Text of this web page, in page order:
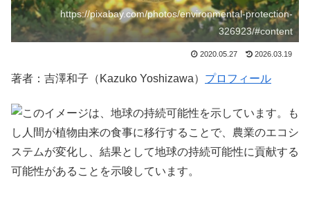
https://pixabay.com/photos/environmental-protection-
326923/#content
2020.05.27 2026.03.19
著者：吉澤和子（Kazuko Yoshizawa） プロフィール